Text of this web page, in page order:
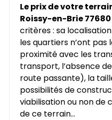
Le prix de votre
Roissy-en-Brie 77680
critères : sa
les quartiers n’ont
proximité avec les
transport, l’absence
route passante), la
possibilités de
viabilisation ou non de
de ce terrain…